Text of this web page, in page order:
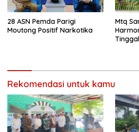
28 ASN Pemda Parigi
Moutong Positif Narkotika
Mtq
Rekomendasi untuk kamu